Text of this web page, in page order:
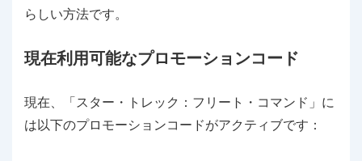
らしい方法です。
現在利用可能なプロモーションコード
現在、「スター・トレック：フリート・コマンド」に
は以下のプロモーションコードがアクティブです：